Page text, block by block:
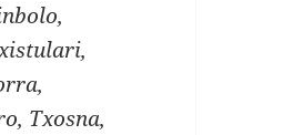
Txosna,